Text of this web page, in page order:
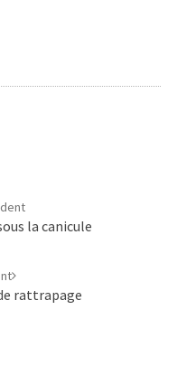
la canicule
rattrapage